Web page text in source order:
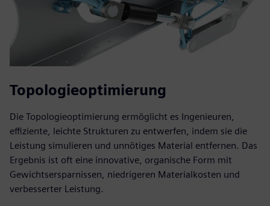
Topologieoptimierung
Die Topologieoptimierung ermöglicht es Ingenieuren,
effiziente, leichte Strukturen zu entwerfen, indem sie die
Leistung simulieren und unnötiges Material entfernen. Das
Ergebnis ist oft eine innovative, organische Form mit
Gewichtsersparnissen, niedrigeren Materialkosten und
verbesserter Leistung.